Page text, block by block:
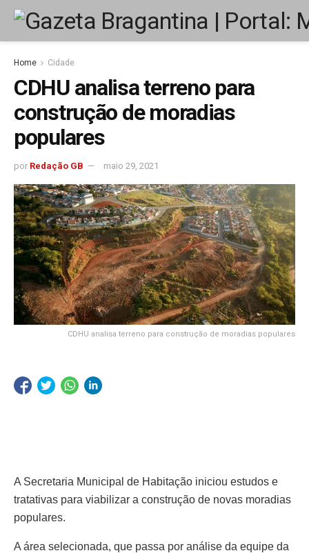
Home Cidade
CDHU analisa terreno para
construção de moradias
populares
por Redação GB maio 29, 2021
CDHU analisa terreno para construção de moradias populares
A Secretaria Municipal de Habitação iniciou estudos e
tratativas para viabilizar a construção de novas moradias
populares.
A área selecionada, que passa por análise da equipe da